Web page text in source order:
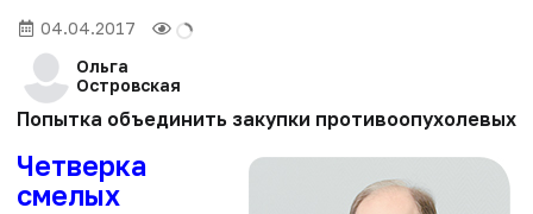
04.04.2017
Ольга
Островская
Попытка объединить закупки противоопухолевых
Четверка
смелых